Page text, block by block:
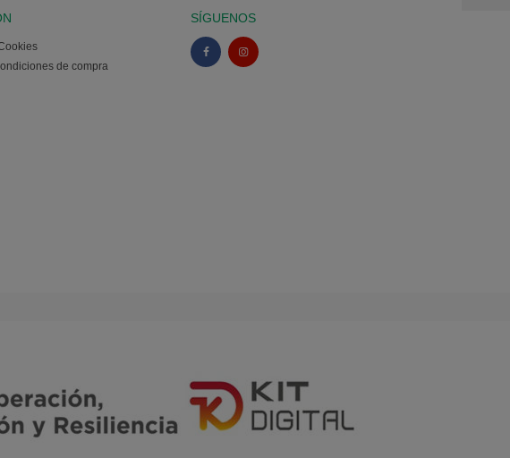
de compra
SÍGUENOS